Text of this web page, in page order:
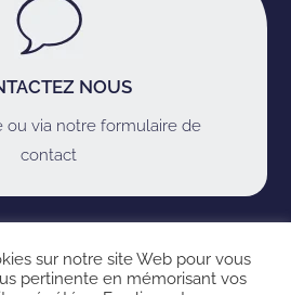
NOUS
ou via notre formulaire de
contact
sur notre site Web pour vous
pertinente en mémorisant vos